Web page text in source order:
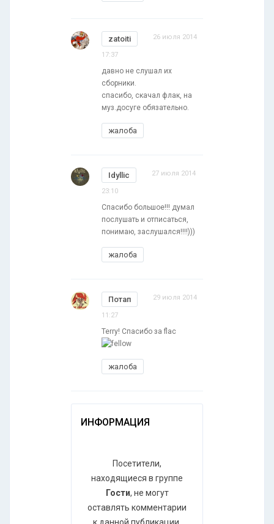
zatoiti 26 июля 2014
17:37
давно не слушал их
сборники.
спасибо, скачал флак, на
муз.досуге обязательно.
жалоба
Idyllic 27 июля 2014
23:10
Спасибо большое!!! думал
послушать и отписаться,
понимаю, заслушался!!!!)))
жалоба
Потап 29 июля 2014
11:27
Terry! Спасибо за flac
жалоба
ИНФОРМАЦИЯ
Посетители,
находящиеся в группе
Гости, не могут
оставлять комментарии